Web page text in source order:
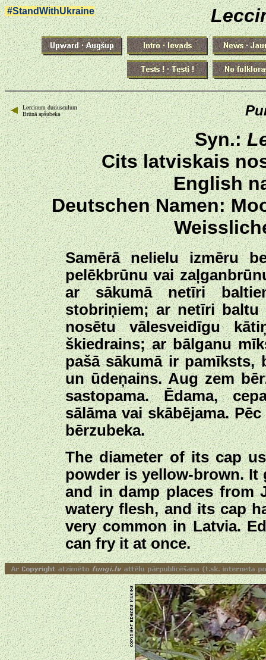
#StandWithUkraine
Leccinum duriusculum
Brūnā apšubeka
Syn.:
Cits latviskais
English
Deutschen Namen:
Samērā nelielu izmēru
pelēkbrūnu vai
ar sākumā netīri
stobriņiem; ar netīri baltu
nosētu vālesveidīgu
škiedrains; ar bālganu
pašā sākumā ir pamīksts,
un ūdeņains. Aug zem
sastopama. Ēdama,
sālāma vai skābējama.
bērzubeka.
The diameter of its cap
powder is yellow-brown.
and in damp places from
watery flesh, and its cap
very common in Latvia.
can fry it at once.